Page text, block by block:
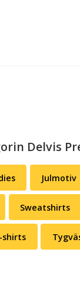
Delvis
Julmotiv
Sweatshirts
shirts